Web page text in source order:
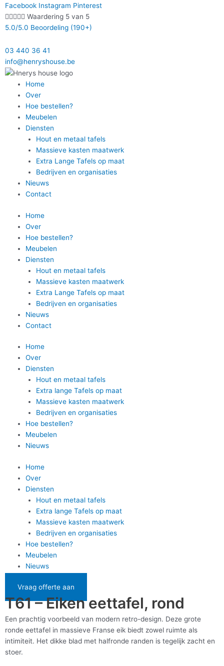
Ga
naar
de
Facebook Instagram Pinterest
 Waardering 5 van 5
5.0/5.0 Beoordeling (190+)
03 440 36 41
info@henryshouse.be
Home
Over
Hoe bestellen?
Meubelen
Diensten
Hout en metaal tafels
Massieve kasten maatwerk
Extra Lange Tafels op maat
Bedrijven en organisaties
Nieuws
Contact
Home
Over
Hoe bestellen?
Meubelen
Diensten
Hout en metaal tafels
Massieve kasten maatwerk
Extra Lange Tafels op maat
Bedrijven en organisaties
Nieuws
Contact
Home
Over
Diensten
Hout en metaal tafels
Extra lange Tafels op maat
Massieve kasten maatwerk
Bedrijven en organisaties
Hoe bestellen?
Meubelen
Nieuws
Home
Over
Diensten
Hout en metaal tafels
Extra lange Tafels op maat
Massieve kasten maatwerk
Bedrijven en organisaties
Hoe bestellen?
Meubelen
Nieuws
Vraag offerte aan
T61 – Eiken eettafel, rond
Een prachtig voorbeeld van modern retro-design. Deze grote
ronde eettafel in massieve Franse eik biedt zowel ruimte als
intimiteit. Het dikke blad met halfronde randen is tegelijk zacht en
stoer.